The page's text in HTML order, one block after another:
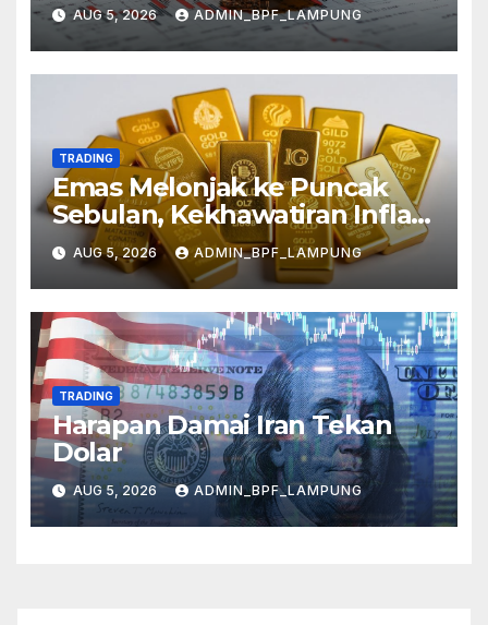
AUG 5, 2026 ADMIN_BPF_LAMPUNG
TRADING
Emas Melonjak ke Puncak
Sebulan, Kekhawatiran Inflasi
Mereda
AUG 5, 2026 ADMIN_BPF_LAMPUNG
TRADING
Harapan Damai Iran Tekan
Dolar
AUG 5, 2026 ADMIN_BPF_LAMPUNG